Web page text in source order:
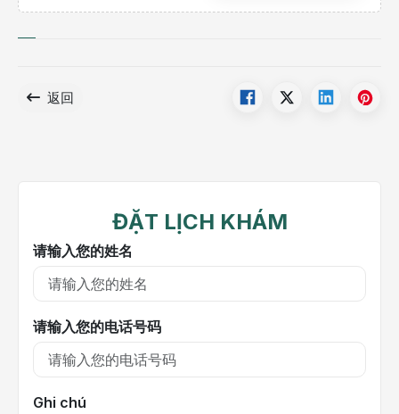
返回
ĐẶT LỊCH KHÁM
请输入您的姓名
请输入您的电话号码
Ghi chú